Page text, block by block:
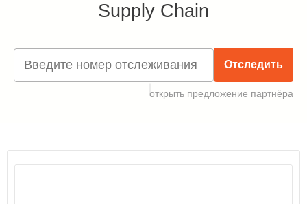
Supply Chain
Отследить
открыть предложение партнёра